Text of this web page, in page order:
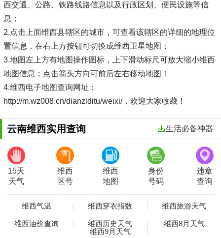
西交通、公路、铁路线路信息以及行政区划、便民设施等信
息；
2.点击上面维西县辖区的城市，可查看该辖区的详细的地理位
置信息，在右上方按钮可切换成维西卫星地图；
3.地图左上方有地图操作图标，上下滑动标尺可放大缩小维西
地图信息；点击箭头方向可前后左右移动地图！
4.维西电子地图查询网址：
http://m.wz008.cn/dianziditu/weixi/，欢迎大家收藏！
云南维西实用查询 生活必备神器
15天
天气
维西
区号
维西
地图
身份
号码
违章
查询
维西气温 维西穿衣指数 维西旅游天气
维西油价查询 维西历史天气
维西8月天气
维西9月天气